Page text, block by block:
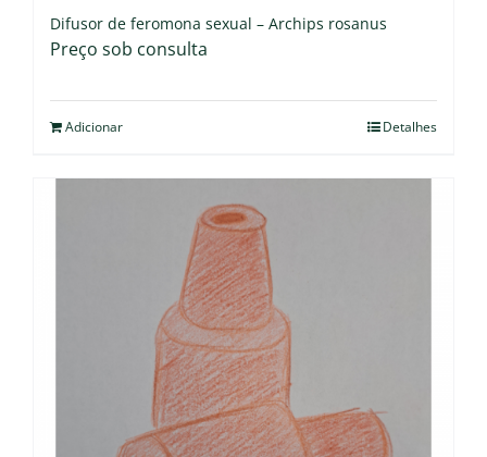
Difusor de feromona sexual – Archips rosanus
Preço sob consulta
Adicionar Detalhes